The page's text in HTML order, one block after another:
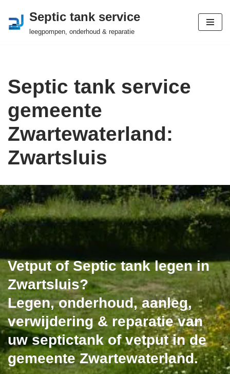
Ga
Septic tank service
leegpompen, onderhoud & reparatie
Septic tank service
gemeente
Zwartewaterland:
Zwartsluis
Vetput of Septic tank legen in
Zwartsluis?
Legen, onderhoud, aanleg,
verwijdering & reparatie van
uw septictank of vetput in de
gemeente Zwartewaterland.